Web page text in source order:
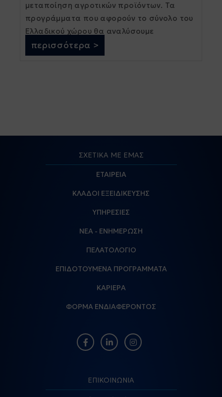
μεταποίηση αγροτικών προϊόντων. Τα
προγράμματα που αφορούν το σύνολο του
Ελλαδικού χώρου θα αναλύσουμε
παρακάτω. [...]
περισσότερα >
ΣΧΕΤΙΚΑ ΜΕ ΕΜΑΣ
ΕΤΑΙΡΕΙΑ
ΚΛΑΔΟΙ ΕΞΕΙΔΙΚΕΥΣΗΣ
ΥΠΗΡΕΣΙΕΣ
ΝΕΑ - ΕΝΗΜΕΡΩΣΗ
ΠΕΛΑΤΟΛΟΓΙΟ
ΕΠΙΔΟΤΟΥΜΕΝΑ ΠΡΟΓΡΑΜΜΑΤΑ
ΚΑΡΙΕΡΑ
ΦΟΡΜΑ ΕΝΔΙΑΦΕΡΟΝΤΟΣ
ΕΠΙΚΟΙΝΩΝΙΑ